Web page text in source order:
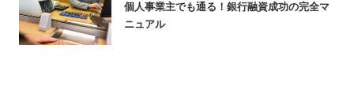
個人事業主でも通る！銀行融資成功の完全マ
ニュアル